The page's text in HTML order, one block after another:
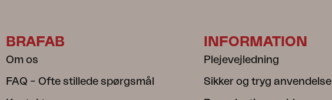
BRAFAB
Om os
FAQ – Ofte stillede spørgsmål
INFORMATION
Plejevejledning
Sikker og tryg anvendelse